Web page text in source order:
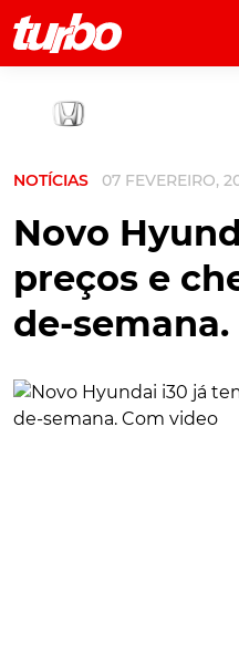
História
Elétricos
Técnica
NOTÍCIAS 07 FEVEREIRO,
Novo
preços e
de-